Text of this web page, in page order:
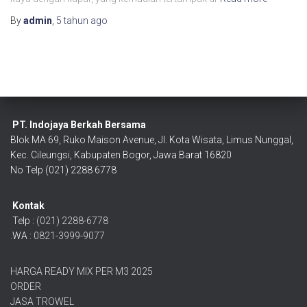
Byadmin 5 tahun ago
PT. Indojaya Berkah Bersama
Blok MA 69, Ruko Maison Avenue, Jl. Kota Wisata, Limus Nunggal,
Kec. Cileungsi, Kabupaten Bogor, Jawa Barat 16820
No Telp (021) 2288 6778
Kontak
Telp : (021) 2288-6778
.WA : 0821-3999-9077
HARGA READY MIX PER M3 2025
ORDER
JASA TROWEL